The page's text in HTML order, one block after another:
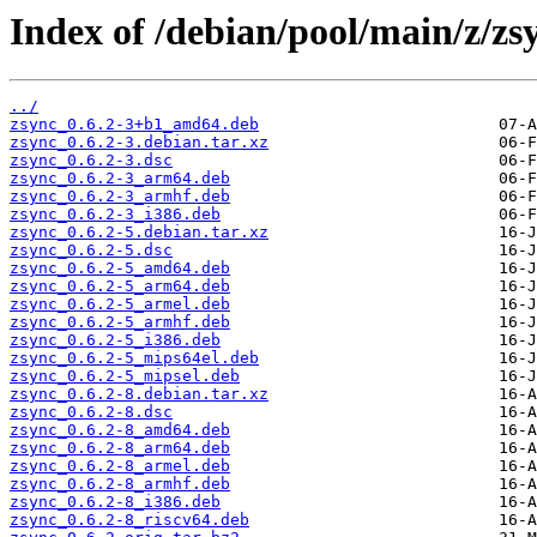
Index of /debian/pool/main/z/
../
zsync_0.6.2-3+b1_amd64.deb
zsync_0.6.2-3.debian.tar.xz
zsync_0.6.2-3.dsc
zsync_0.6.2-3_arm64.deb
zsync_0.6.2-3_armhf.deb
zsync_0.6.2-3_i386.deb
zsync_0.6.2-5.debian.tar.xz
zsync_0.6.2-5.dsc
zsync_0.6.2-5_amd64.deb
zsync_0.6.2-5_arm64.deb
zsync_0.6.2-5_armel.deb
zsync_0.6.2-5_armhf.deb
zsync_0.6.2-5_i386.deb
zsync_0.6.2-5_mips64el.deb
zsync_0.6.2-5_mipsel.deb
zsync_0.6.2-8.debian.tar.xz
zsync_0.6.2-8.dsc
zsync_0.6.2-8_amd64.deb
zsync_0.6.2-8_arm64.deb
zsync_0.6.2-8_armel.deb
zsync_0.6.2-8_armhf.deb
zsync_0.6.2-8_i386.deb
zsync_0.6.2-8_riscv64.deb